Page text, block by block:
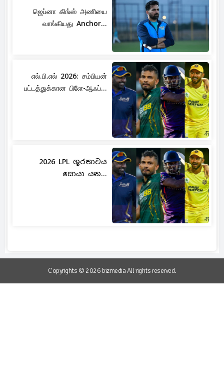
ஜெப்னா கிங்ஸ் அணியை
வாங்கியது Anchor...
எல்.பி.எல் 2026: சம்பியன்
பட்டத்துக்கான பிளே-ஆஃப்...
2026 LPL ශූරතාවය
සොයා යන...
Copyrights © 2026 bizmedia All rights reserved.